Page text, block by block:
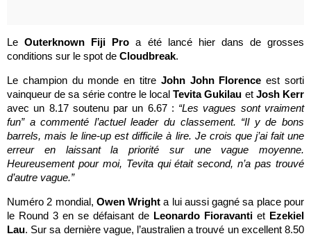
LeOuterknown Fiji Pro a été lancé hier dans de grosses
conditions sur le spot de Cloudbreak.
Le champion du monde en titre John John Florence est sorti
vainqueur de sa série contre le localTevita Gukilau et Josh Kerr
avec un 8.17 soutenu par un 6.67 : “Les vagues sont vraiment
fun” a commenté l’actuel leader du classement. “Il y de bons
barrels, mais le line-up est difficile à lire. Je crois que j’ai fait une
erreur en laissant la priorité sur une vague moyenne.
Heureusement pour moi, Tevita qui était second, n’a pas trouvé
d’autre vague.”
Numéro 2 mondial, Owen Wright a lui aussi gagné sa place pour
le Round 3 en se défaisant de Leonardo Fioravanti et Ezekiel
Lau. Sur sa dernière vague, l’australien a trouvé un excellent 8.50